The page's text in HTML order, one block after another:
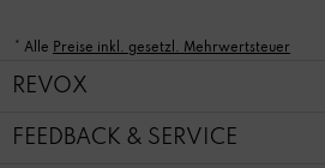
* Alle Preise inkl. gesetzl. Mehrwertsteuer
REVOX
FEEDBACK & SERVICE